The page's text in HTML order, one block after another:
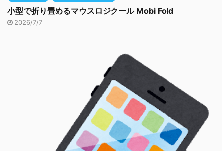
小型で折り畳めるマウスロジクール Mobi Fold
2026/7/7